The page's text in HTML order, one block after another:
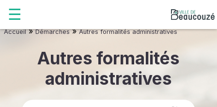
Accueil»Démarches»Autres formalités administratives
Autres formalités
administratives